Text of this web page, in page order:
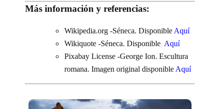
Más información y referencias:
Wikipedia.org -Séneca. Disponible Aquí
Wikiquote -Séneca. Disponible Aquí
Pixabay License -George Ion. Escultura
romana. Imagen original disponible Aquí